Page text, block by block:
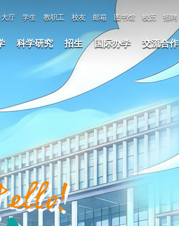
招聘
校历
图书馆
邮箱
校友
教职工
学生
厅
交流合作
国际办学
招生
科学研究